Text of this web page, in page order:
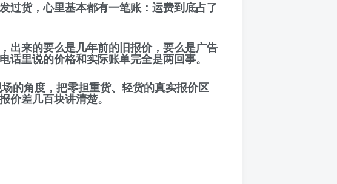
过货，心里基本都有一笔账： 运费到底占了
出来的要么是几年前的旧报价，要么是广告
里说的价格和实际账单完全是两回事。
的角度，把零担重货、轻货的真实报价区
价差几百块讲清楚。